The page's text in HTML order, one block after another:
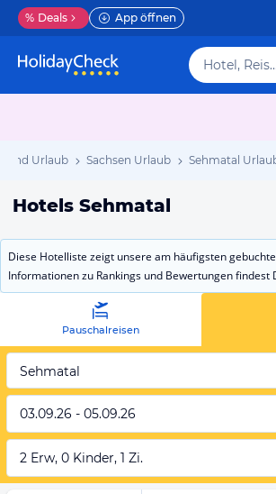
% Deals App öffnen
Hotel,
Urlaub Sachsen Urlaub Sehmatal
Hotels Sehmatal
Diese Hotelliste zeigt unsere am häufigsten
Informationen zu Rankings und Bewertungen findest
Pauschalreisen
Sehmatal
03.09.26 - 05.09.26
2 Erw, 0 Kinder, 1 Zi.